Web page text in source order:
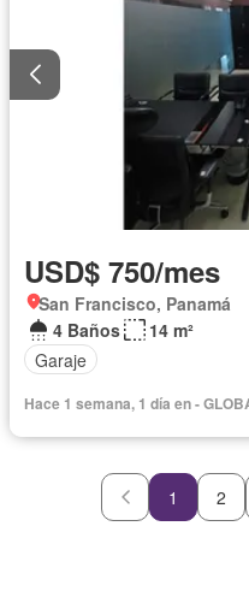
USD$ 750/mes
San Francisco, Panamá
4 Baños
14 m²
Garaje
Hace 1 semana, 1 día en -
1 2